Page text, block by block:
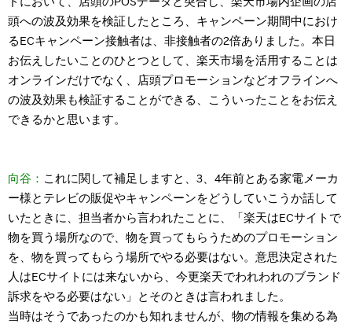
ドにおいて、店頭のPOSデータと突合し、楽天市場内企画の店
頭への波及効果を検証したところ、キャンペーン期間中におけ
るECキャンペーン接触者は、非接触者の2倍ありました。本日
お伝えしたいことのひとつとして、楽天市場を活用することは
オンラインだけでなく、店頭プロモーションなどオフラインへ
の波及効果も検証することができる、こういったことをお伝え
できるかと思います。
向谷： これに関して補足しますと、3、4年前とある家電メーカ
ー様とテレビの販促やキャンペーンをどうしていこうか話して
いたときに、担当者から言われたことに、「楽天はECサイトで
物を買う場所なので、物を買ってもらうためのプロモーション
を、物を買ってもらう場所でやる必要はない。意思決定された
人はECサイトには来ないから、今更楽天でわれわれのブランド
訴求をやる必要はない」とそのときは言われました。
当時はそうであったのかも知れませんが、物の情報を集める為